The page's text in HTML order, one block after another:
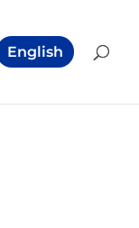
English